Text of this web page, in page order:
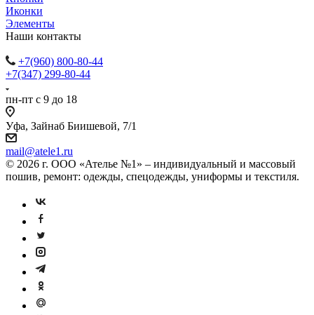
Иконки
Элементы
Наши контакты
+7(960) 800-80-44
+7(347) 299-80-44
пн-пт с 9 до 18
Уфа, Зайнаб Биишевой, 7/1
mail@atele1.ru
© 2026 г. ООО «Ателье №1» – индивидуальный и массовый
пошив, ремонт: одежды, спецодежды, униформы и текстиля.